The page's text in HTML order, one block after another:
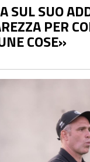
SUL SUO
PER
COSE»